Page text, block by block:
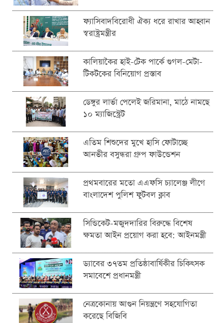
ফ্যাসিবাদবিরোধী ঐক্য ধরে রাখার আহ্বান
স্বরাষ্ট্রমন্ত্রীর
কালিয়াকৈর হাই-টেক পার্কে গুগল-মেটা-
টিকটকের বিনিয়োগ প্রস্তাব
ডেঙ্গুর লার্ভা পেলেই জরিমানা, মাঠে নামছে
১০ ম্যাজিস্ট্রেট
এতিম শিশুদের মুখে হাসি ফোটাচ্ছে
আনভীর বসুন্ধরা গ্রুপ ফাউন্ডেশন
প্রথমবারের মতো এএফসি চ্যালেঞ্জ লীগে
বাংলাদেশ পুলিশ ফুটবল ক্লাব
সিন্ডিকেট-মজুদদারির বিরুদ্ধে বিশেষ
ক্ষমতা আইন প্রয়োগ করা হবে: আইনমন্ত্রী
ড্যাবের ৩৭তম প্রতিষ্ঠাবার্ষিকীর চিকিৎসক
সমাবেশে প্রধানমন্ত্রী
নেত্রকোনায় আগুন নিয়ন্ত্রণে সহযোগিতা
করেছে বিজিবি